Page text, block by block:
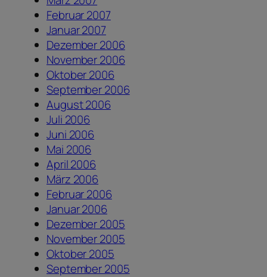
Februar 2007
Januar 2007
Dezember 2006
November 2006
Oktober 2006
September 2006
August 2006
Juli 2006
Juni 2006
Mai 2006
April 2006
März 2006
Februar 2006
Januar 2006
Dezember 2005
November 2005
Oktober 2005
September 2005